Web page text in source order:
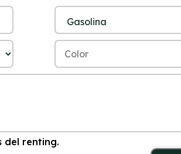
del renting.